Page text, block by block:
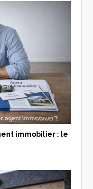
immobilier : le